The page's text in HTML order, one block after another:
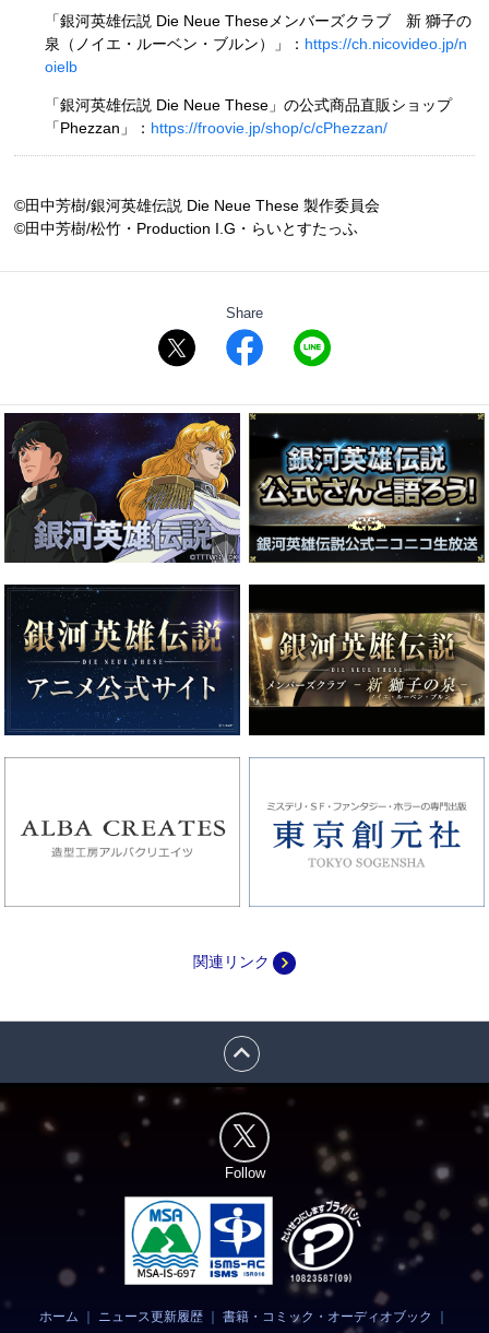
「銀河英雄伝説 Die Neue Theseメンバーズクラブ 新 獅子の
泉（ノイエ・ルーベン・ブルン）」： https://ch.nicovideo.jp/n
oielb
「銀河英雄伝説 Die Neue These」の公式商品直販ショップ
「Phezzan」： https://froovie.jp/shop/c/cPhezzan/
©田中芳樹/銀河英雄伝説 Die Neue These 製作委員会
©田中芳樹/松竹・Production I.G・らいとすたっふ
Share
関連リンク navigate_next
expand_less
Follow
ホーム ニュース更新履歴 ｜書籍・コミック・オーディオブック